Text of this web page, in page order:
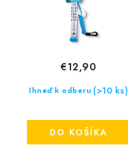
Ihneď k odberu (>10 ks)
€12,90
DO KOŠÍKA